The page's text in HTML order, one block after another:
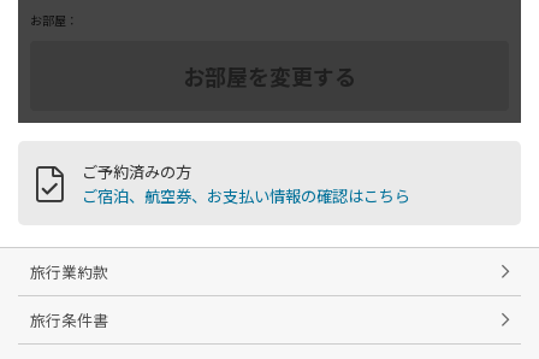
お部屋：
ご予約済みの方
ご宿泊、航空券、お支払い情報の確認はこちら
旅行業約款
旅行条件書